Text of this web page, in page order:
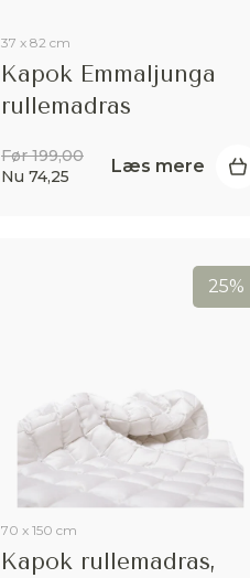
37 x 82 cm
Kapok Emmaljunga
rullemadras
Før 199,00
Nu 74,25
Læs mere
25%
70 x 150 cm
Kapok rullemadras,